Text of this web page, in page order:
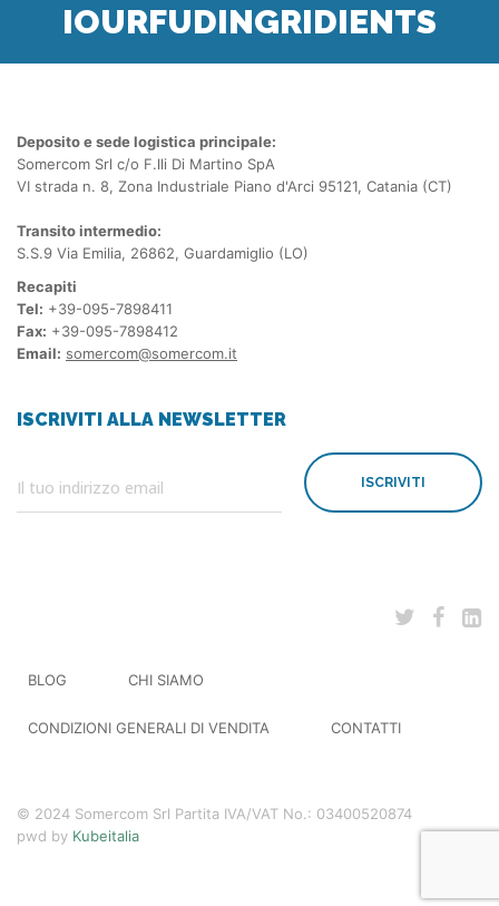
IOURFUDINGRIDIENTS
Deposito e sede logistica principale:
Somercom Srl c/o F.lli Di Martino SpA
VI strada n. 8, Zona Industriale Piano d'Arci 95121, Catania (CT)
Transito intermedio:
S.S.9 Via Emilia, 26862, Guardamiglio (LO)
Recapiti
Tel: +39-095-7898411
Fax: +39-095-7898412
Email: somercom@somercom.it
ISCRIVITI ALLA NEWSLETTER
ISCRIVITI
BLOG CHI SIAMO
CONDIZIONI GENERALI DI VENDITA CONTATTI
© 2024 Somercom Srl Partita IVA/VAT No.: 03400520874
pwd by Kubeitalia